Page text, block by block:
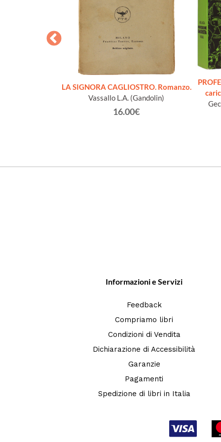
LA SIGNORA CAGLIOSTRO. Romanzo.
Vassallo L.A. (Gandolin)
16.00€
Informazioni e Servizi
Feedback
Compriamo libri
Condizioni di Vendita
Dichiarazione di Accessibilità
Garanzie
Pagamenti
Spedizione di libri in Italia